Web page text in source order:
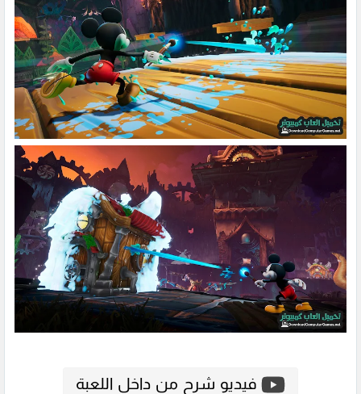
فيديو شرح من داخل اللعبة